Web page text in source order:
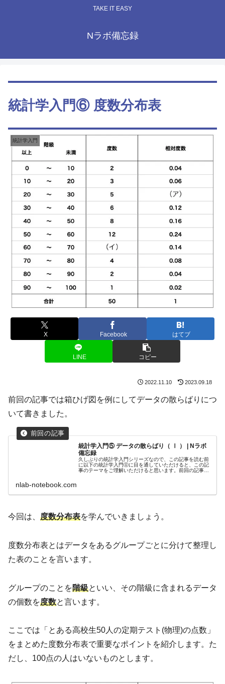
TAKE IT EASY
Nラボ備忘録
統計学入門⑥ 度数分布表
統計学入門
X Facebook はてブ
LINE コピー
2022.11.10 2023.09.18
前回の記事では箱ひげ図を例にしてデータの散らばりにつ
いて書きました。
統計学入門⑤ データの散らばり（ Ⅰ ） | Nラボ
備忘録
久しぶりの統計学入門シリーズなので、この記事を読む前
に以下の統計学入門⓪に目を通していただけると、この記
事のテーマをご理解いただけると思います。前回の記事で
nlab-notebook.com
今回は、 度数分布表を学んでいきましょう。
度数分布表とはデータをあるグループごとに分けて整理し
た表のことを言います。
グループのことを階級といい、その階級に含まれるデータ
の個数を度数と言います。
ここでは「とある高校生50人の定期テスト(物理)の点数」
をまとめた度数分布表で重要なポイントを紹介します。た
だし、100点の人はいないものとします。